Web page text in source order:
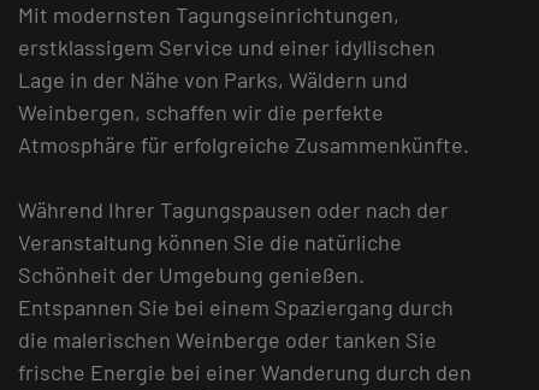
Mit modernsten Tagungseinrichtungen,
erstklassigem Service und einer idyllischen
Lage in der Nähe von Parks, Wäldern und
Weinbergen, schaffen wir die perfekte
Atmosphäre für erfolgreiche Zusammenkünfte.
Während Ihrer Tagungspausen oder nach der
Veranstaltung können Sie die natürliche
Schönheit der Umgebung genießen.
Entspannen Sie bei einem Spaziergang durch
die malerischen Weinberge oder tanken Sie
frische Energie bei einer Wanderung durch den